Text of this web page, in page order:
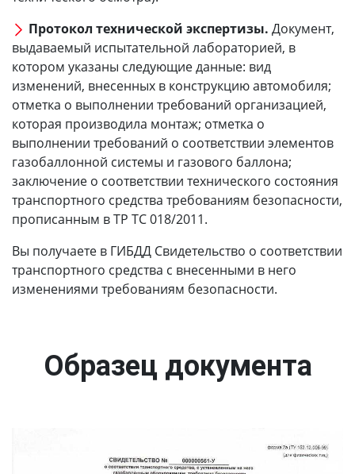
Протокол технической экспертизы. Документ,
выдаваемый испытательной лабораторией, в
котором указаны следующие данные: вид
изменений, внесенных в конструкцию автомобиля;
отметка о выполнении требований организацией,
которая производила монтаж; отметка о
выполнении требований о соответствии элементов
газобаллонной системы и газового баллона;
заключение о соответствии технического состояния
транспортного средства требованиям безопасности,
прописанным в ТР ТС 018/2011.
Вы получаете в ГИБДД Свидетельство о соответствии
транспортного средства с внесенными в него
изменениями требованиям безопасности.
Образец документа